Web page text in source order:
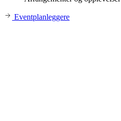
Eventplanleggere